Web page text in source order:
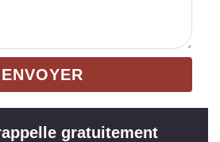
gratuitement